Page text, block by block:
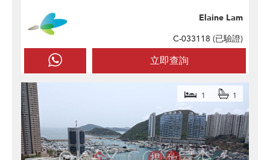
立即查詢
Elaine Lam
C-033118 (已驗證)
1 1